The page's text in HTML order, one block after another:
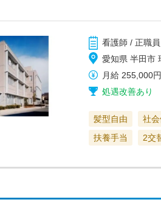
看護師 / 正職員
愛知県 半田市
月給 255,000円
処遇改善あり
髪型自由 社
扶養手当
2交